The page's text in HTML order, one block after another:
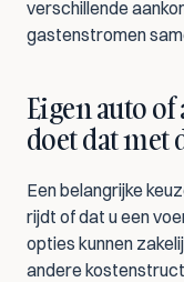
verschillende
gastenstromen
Eigen auto
doet dat met
Een belangrijke
rijdt of dat u een
opties kunnen
andere